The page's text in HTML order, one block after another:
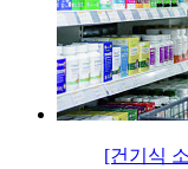
[건기식